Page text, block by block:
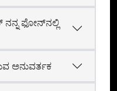
ಫೋನ್‍ನಲ್ಲಿ
ಅನುವರ್ತಕ